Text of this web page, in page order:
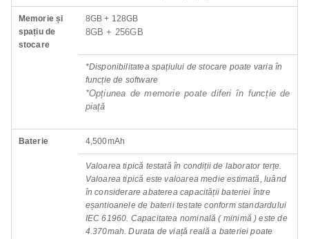
Memorie și
spațiu de
stocare
8GB + 128GB
8GB + 256GB
*Disponibilitatea spațiului de stocare poate varia în
funcție de software
*Opțiunea de memorie poate diferi în funcție de
piață
Baterie 4,500mAh
Valoarea tipică testată în condiții de laborator terțe.
Valoarea tipică este valoarea medie estimată, luând
în considerare abaterea capacității bateriei între
eșantioanele de baterii testate conform standardului
IEC 61960. Capacitatea nominală ( minimă ) este de
4.370mah. Durata de viață reală a bateriei poate